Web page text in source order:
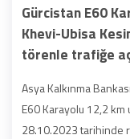
Gürcistan E60
Khevi-Ubisa
törenle trafiğe
Asya Kalkınma
E60 Karayolu 12,2
28.10.2023 tarihinde